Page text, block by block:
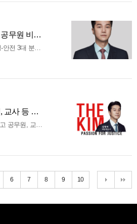
창원형사전문변호사 | 공무원 비위행위 파면 당연퇴직 주의해야
지방선거 코앞, 공무원, 교사 등 공직선거법 위반 사항 유의해야
6 7 8 9 10